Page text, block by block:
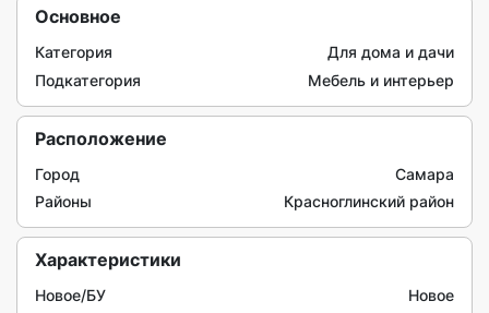
Основное
Категория
Для дома и дачи
Подкатегория
Мебель и интерьер
Расположение
Город
Самара
Районы
Красноглинский район
Характеристики
Новое/БУ
Новое